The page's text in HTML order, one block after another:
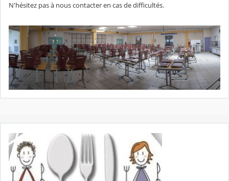
N'hésitez pas à nous contacter en cas de difficultés.